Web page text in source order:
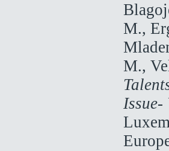
M.,
M.,
Issue-